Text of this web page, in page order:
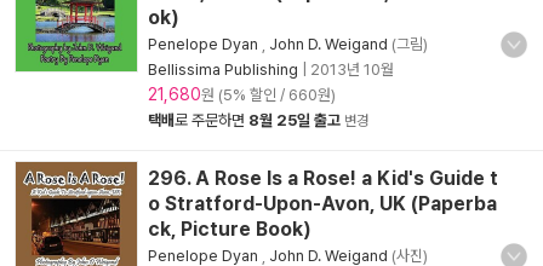
ok)
Penelope Dyan John D. Weigand (그림)
Bellissima Publishing
2013년 10월
21,680원 (5% 할인 / 660원)
택배로 주문하면 8월 25일 출고 변경
296. A Rose Is a Rose! a Kid's Guide t
o Stratford-Upon-Avon, UK (Paperba
ck, Picture Book)
Penelope Dyan John D. Weigand (사진)